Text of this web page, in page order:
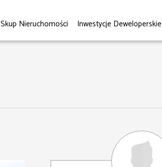
Skup Nieruchomości Inwestycje Deweloperskie